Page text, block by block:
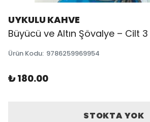
UYKULU KAHVE
Büyücü ve Altın Şövalye – Cilt 3
Ürün Kodu: 9786259969954
₺ 180.00
STOKTA YOK